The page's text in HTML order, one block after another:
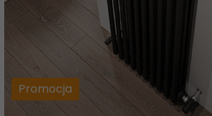
Promocja